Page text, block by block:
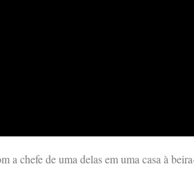
chefe de uma delas em uma casa à